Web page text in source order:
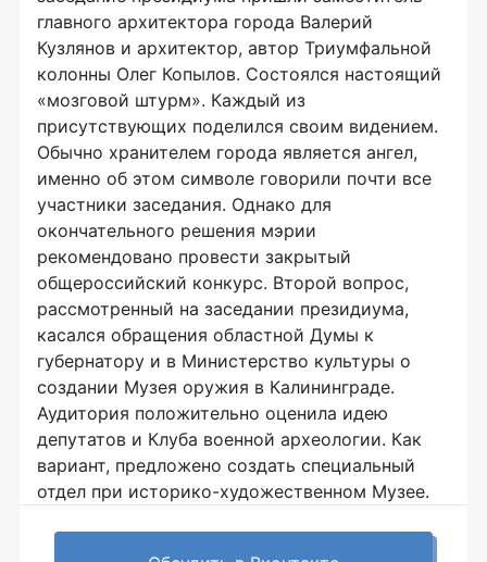
главного архитектора города Валерий
Кузлянов и архитектор, автор Триумфальной
колонны Олег Копылов. Состоялся настоящий
«мозговой штурм». Каждый из
присутствующих поделился своим видением.
Обычно хранителем города является ангел,
именно об этом символе говорили почти все
участники заседания. Однако для
окончательного решения мэрии
рекомендовано провести закрытый
общероссийский конкурс. Второй вопрос,
рассмотренный на заседании президиума,
касался обращения областной Думы к
губернатору и в Министерство культуры о
создании Музея оружия в Калининграде.
Аудитория положительно оценила идею
депутатов и Клуба военной археологии. Как
вариант, предложено создать специальный
отдел при историко-художественном Музее.